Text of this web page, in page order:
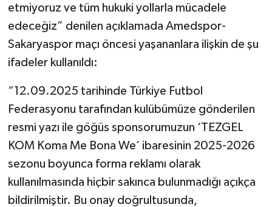
etmiyoruz ve tüm hukuki yollarla mücadele
edeceğiz” denilen açıklamada Amedspor-
Sakaryaspor maçı öncesi yaşananlara ilişkin de şu
ifadeler kullanıldı:
“12.09.2025 tarihinde Türkiye Futbol
Federasyonu tarafından kulübümüze gönderilen
resmi yazı ile göğüs sponsorumuzun ‘TEZGEL
KOM Koma Me Bona We’ ibaresinin 2025-2026
sezonu boyunca forma reklamı olarak
kullanılmasında hiçbir sakınca bulunmadığı açıkça
bildirilmiştir. Bu onay doğrultusunda,